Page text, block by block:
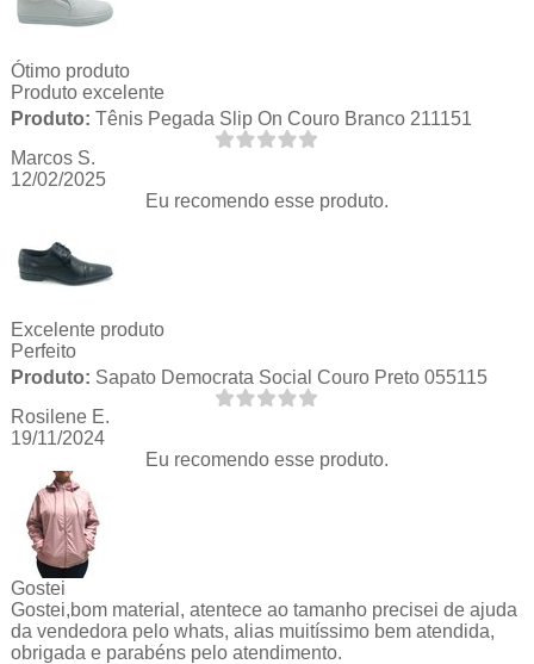
Ótimo produto
Produto excelente
Produto: Tênis Pegada Slip On Couro Branco 211151
Marcos S.
12/02/2025
Eu recomendo esse produto.
Excelente produto
Perfeito
Produto: Sapato Democrata Social Couro Preto 055115
Rosilene E.
19/11/2024
Eu recomendo esse produto.
Gostei
Gostei,bom material, atentece ao tamanho precisei de ajuda
da vendedora pelo whats, alias muitíssimo bem atendida,
obrigada e parabéns pelo atendimento.